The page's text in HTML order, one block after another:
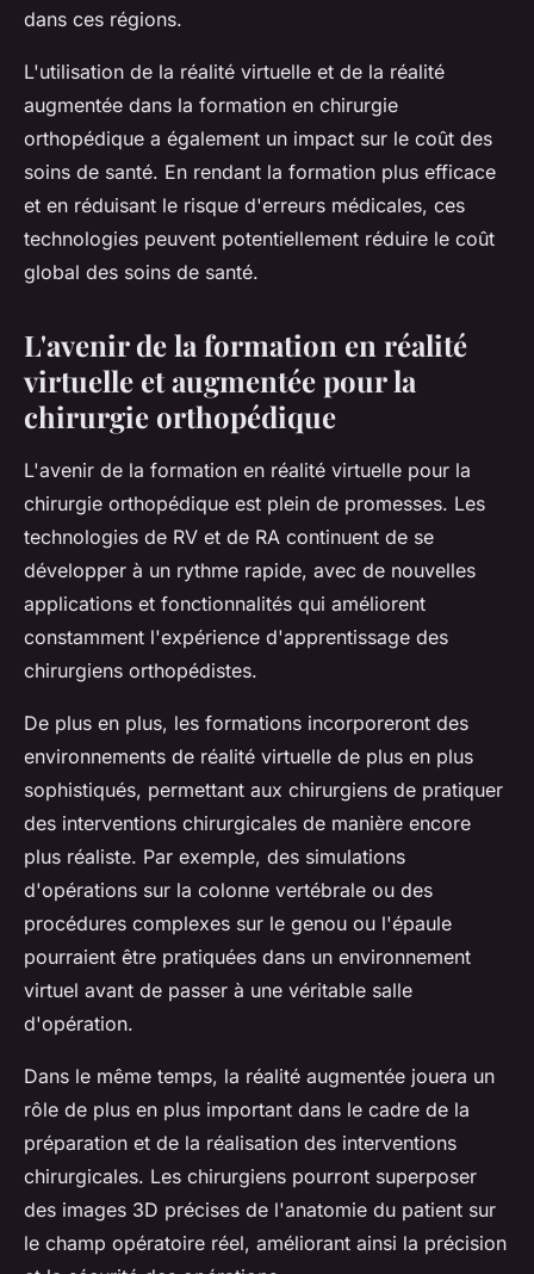
dans ces régions.
L'utilisation de la réalité virtuelle et de la réalité
augmentée dans la formation en chirurgie
orthopédique a également un impact sur le coût des
soins de santé. En rendant la formation plus efficace
et en réduisant le risque d'erreurs médicales, ces
technologies peuvent potentiellement réduire le coût
global des soins de santé.
L'avenir de la formation en réalité
virtuelle et augmentée pour la
chirurgie orthopédique
L'avenir de la formation en réalité virtuelle pour la
chirurgie orthopédique est plein de promesses. Les
technologies de RV et de RA continuent de se
développer à un rythme rapide, avec de nouvelles
applications et fonctionnalités qui améliorent
constamment l'expérience d'apprentissage des
chirurgiens orthopédistes.
De plus en plus, les formations incorporeront des
environnements de réalité virtuelle de plus en plus
sophistiqués, permettant aux chirurgiens de pratiquer
des interventions chirurgicales de manière encore
plus réaliste. Par exemple, des simulations
d'opérations sur la colonne vertébrale ou des
procédures complexes sur le genou ou l'épaule
pourraient être pratiquées dans un environnement
virtuel avant de passer à une véritable salle
d'opération.
Dans le même temps, la réalité augmentée jouera un
rôle de plus en plus important dans le cadre de la
préparation et de la réalisation des interventions
chirurgicales. Les chirurgiens pourront superposer
des images 3D précises de l'anatomie du patient sur
le champ opératoire réel, améliorant ainsi la précision